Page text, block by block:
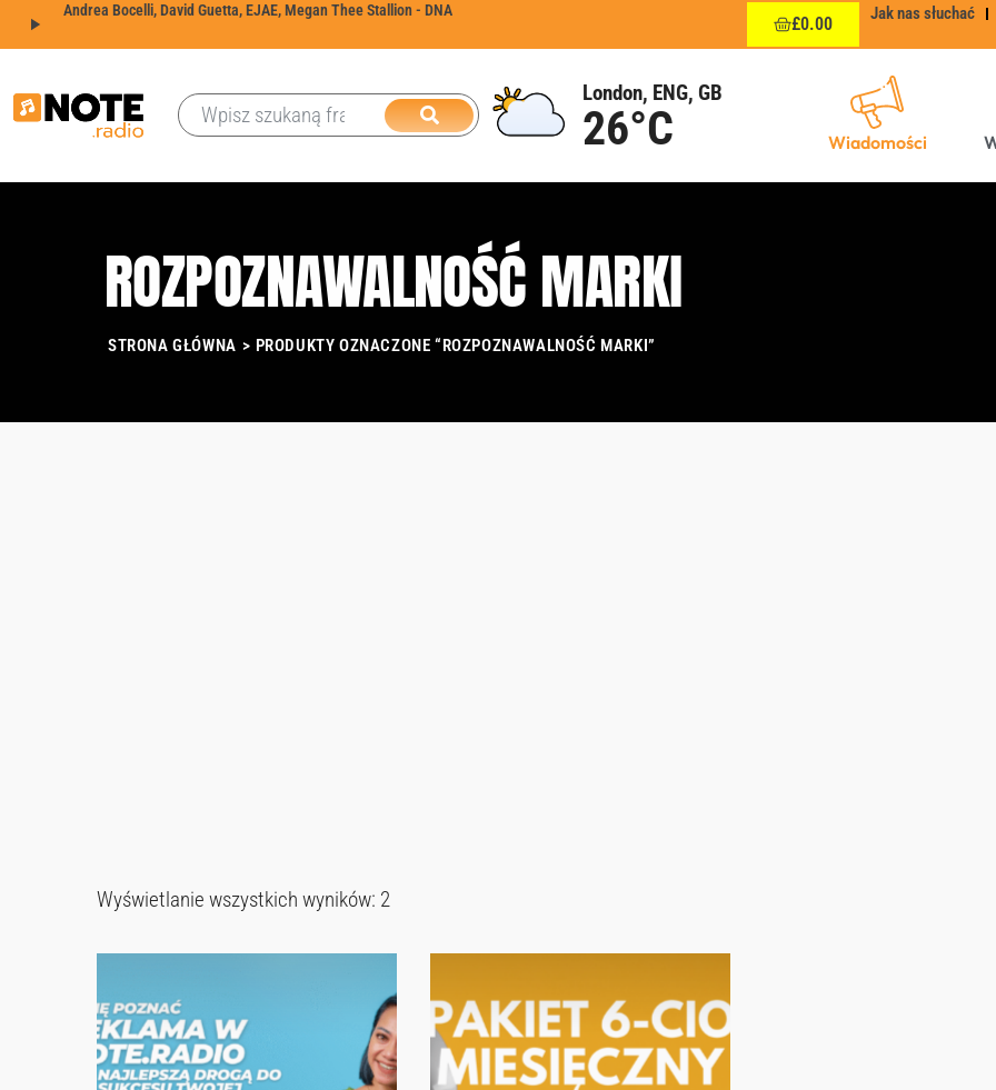
play_arrow
Andrea Bocelli, David Guetta, EJAE, Megan Thee Stallion - DNA
£0.00 Jak nas słuchać
London, ENG, GB
26°C Wiadomości
ROZPOZNAWALNOŚĆ MARKI
STRONA GŁÓWNA > PRODUKTY OZNACZONE “ROZPOZNAWALNOŚĆ MARKI”
Wyświetlanie wszystkich wyników: 2